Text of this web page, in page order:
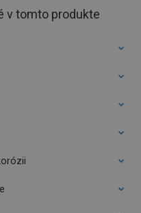
v tomto produkte